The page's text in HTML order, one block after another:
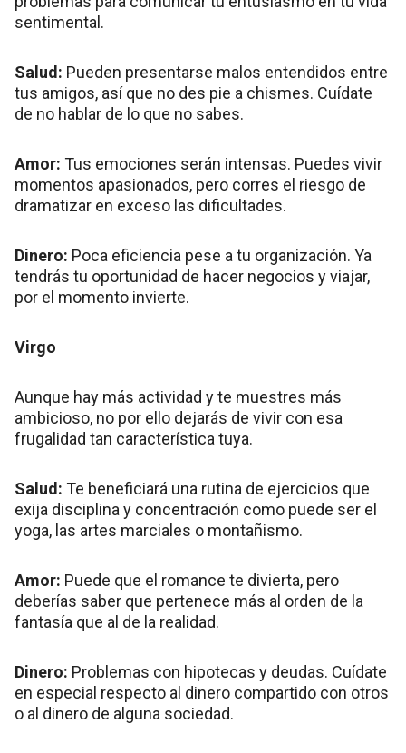
sentimental.
Salud: Pueden presentarse malos entendidos entre
tus amigos, así que no des pie a chismes. Cuídate
de no hablar de lo que no sabes.
Amor: Tus emociones serán intensas. Puedes vivir
momentos apasionados, pero corres el riesgo de
dramatizar en exceso las dificultades.
Dinero: Poca eficiencia pese a tu organización. Ya
tendrás tu oportunidad de hacer negocios y viajar,
por el momento invierte.
Virgo
Aunque hay más actividad y te muestres más
ambicioso, no por ello dejarás de vivir con esa
frugalidad tan característica tuya.
Salud: Te beneficiará una rutina de ejercicios que
exija disciplina y concentración como puede ser el
yoga, las artes marciales o montañismo.
Amor: Puede que el romance te divierta, pero
deberías saber que pertenece más al orden de la
fantasía que al de la realidad.
Dinero: Problemas con hipotecas y deudas. Cuídate
en especial respecto al dinero compartido con otros
o al dinero de alguna sociedad.